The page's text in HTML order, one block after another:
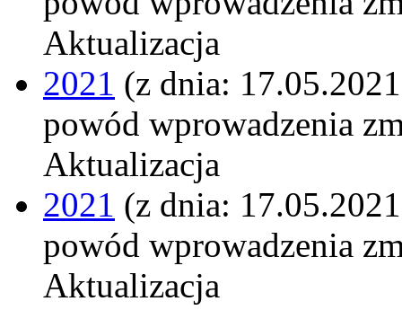
Aktualizacja
2021 (z dnia:
powód wprowadzenia
Aktualizacja
2021 (z dnia:
powód wprowadzenia
Aktualizacja